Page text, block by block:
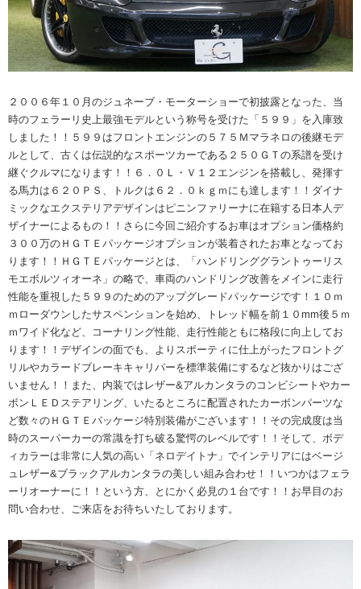
２００６年１０月のジュネーブ・モーターショーで初披露となった、当
時のフェラーリ史上最強モデルという称号を受けた「５９９」を入庫致
しました！！５９９はフロントエンジンの５７５Ｍマラネロの後継モデ
ルとして、古くは伝説的なスポーツカーである２５０ＧＴの系譜を受け
継ぐクルマになります！！６．０Ｌ・Ｖ１２エンジンを搭載し、発揮す
る馬力は６２０ＰＳ、トルクは６２．０ｋｇｍにも達します！！ダイナ
ミックなエクステリアデザインはピニンファリーナに在籍する日本人デ
ザイナーによるもの！！さらに今回ご紹介するお車はオプション価格約
３００万のＨＧＴＥパッケージオプションが装着されたお車となってお
ります！！ＨＧＴＥパッケージとは、「ハンドリンググラントゥーリス
モエボルツィオーネ」の略で、車両のハンドリング改善をメインに走行
性能を重視した５９９のためのアップグレードパッケージです！１０ｍ
ｍローダウンしたサスペンションを始め、トレッド幅を前１０mm後５ｍ
ｍワイド化など、コーナリング性能、走行性能ともに格段に向上してお
ります！！デザインの面でも、よりスポーティに仕上がったフロントグ
リルやカラードブレーキキャリパーを標準装備にするなど抜かりはござ
いません！！また、内装ではレザー&アルカンタラのコンビシートやカー
ボンＬＥＤステアリング、いたるところに配置されたカーボンパーツな
ど数々のＨＧＴＥパッケージ特別装備がございます！！その完成度は当
時のスーパーカーの常識を打ち破る驚愕のレベルです！！そして、ボデ
ィカラーは非常に人気の高い「ネロデイトナ」でインテリアにはベージ
ュレザー&ブラックアルカンタラの美しい組み合わせ！！いつかはフェラ
ーリオーナーに！！という方、とにかく必見の１台です！！お早目のお
問い合わせ、ご来店をお待ちいたしております。